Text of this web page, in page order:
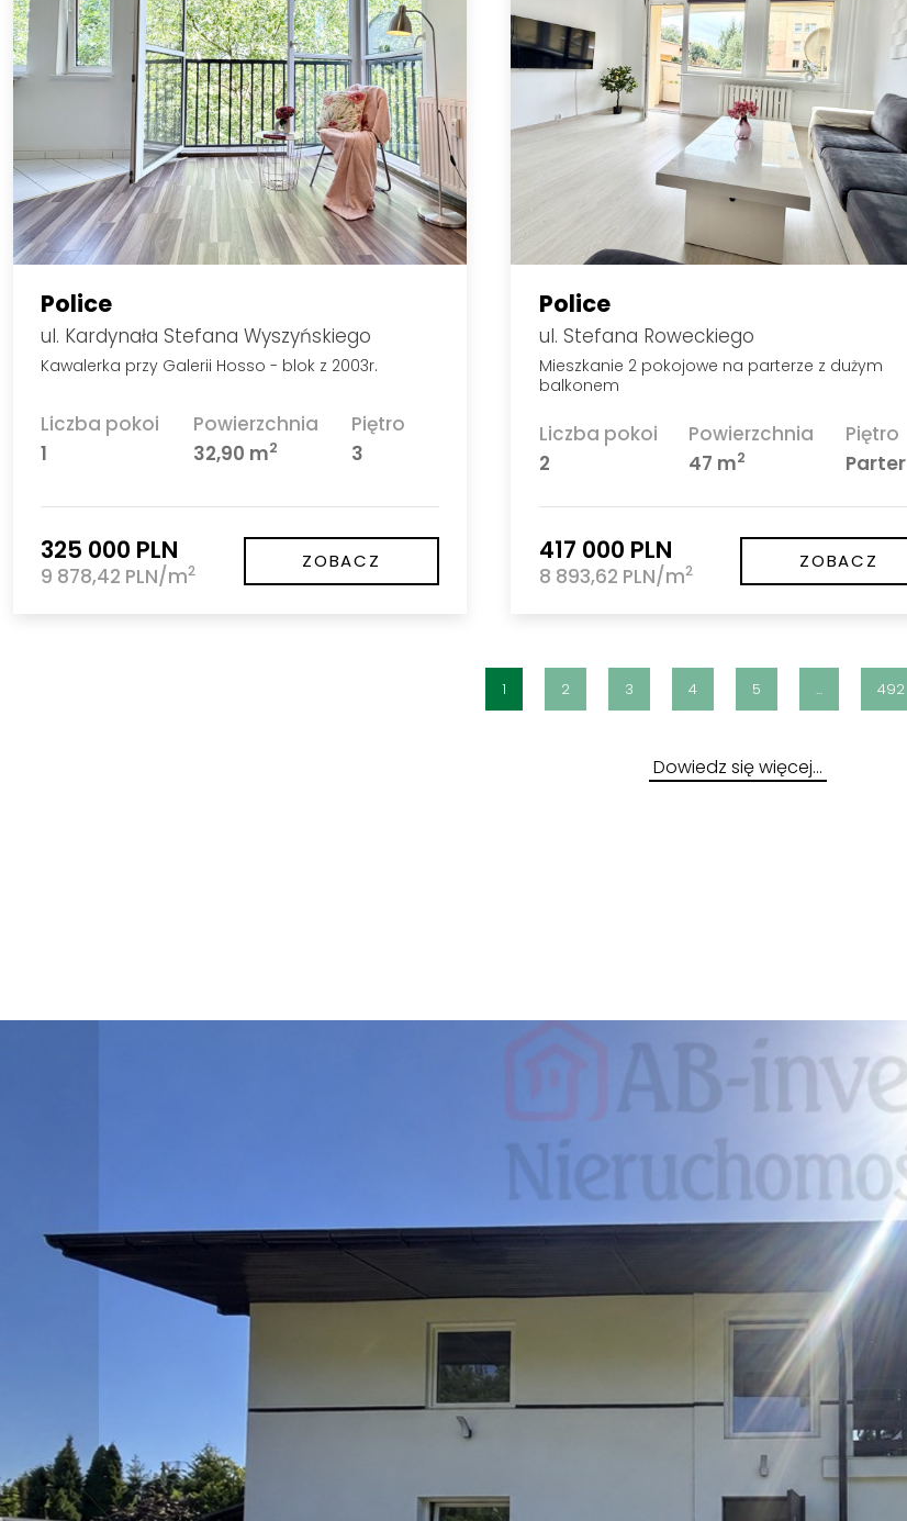
Police
ul. Kardynała Stefana Wyszyńskiego
Kawalerka przy Galerii Hosso - blok z 2003r.
Liczba pokoi
1
Powierzchnia
32,90 m2
Piętro
3
325 000 PLN
9 878,42 PLN/m2 ZOBACZ
Police
ul. Stefana Roweckiego
Mieszkanie 2 pokojowe na parterze z dużym
balkonem
Liczba pokoi
2
Powierzchnia
47 m2
Piętro
Parter
417 000 PLN
8 893,62 PLN/m2 ZOBACZ
1 2 3 4 5 ... 492
Dowiedz się więcej…